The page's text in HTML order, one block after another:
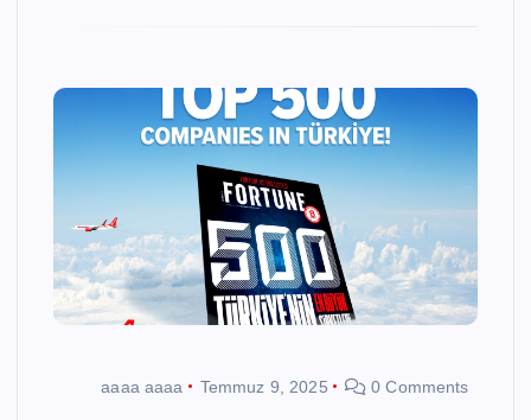
aaaa aaaa Temmuz 9, 2025 0 Comments